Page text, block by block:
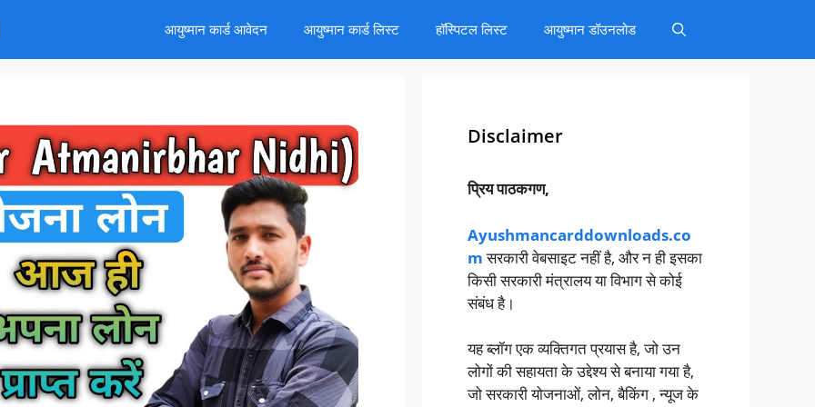
आयुष्मान कार्ड आवेदन आयुष्मान कार्ड लिस्ट हॉस्पिटल लिस्ट आयुष्मान डॉउनलोड
Disclaimer
प्रिय पाठकगण,
Ayushmancarddownloads.co
mसरकारी वेबसाइट नहीं है, और न ही इसका
किसी सरकारी मंत्रालय या विभाग से कोई
संबंध है।
यह ब्लॉग एक व्यक्तिगत प्रयास है, जो उन
लोगों की सहायता के उद्देश्य से बनाया गया है,
जो सरकारी योजनाओं, लोन, बैकिंग , न्यूज के